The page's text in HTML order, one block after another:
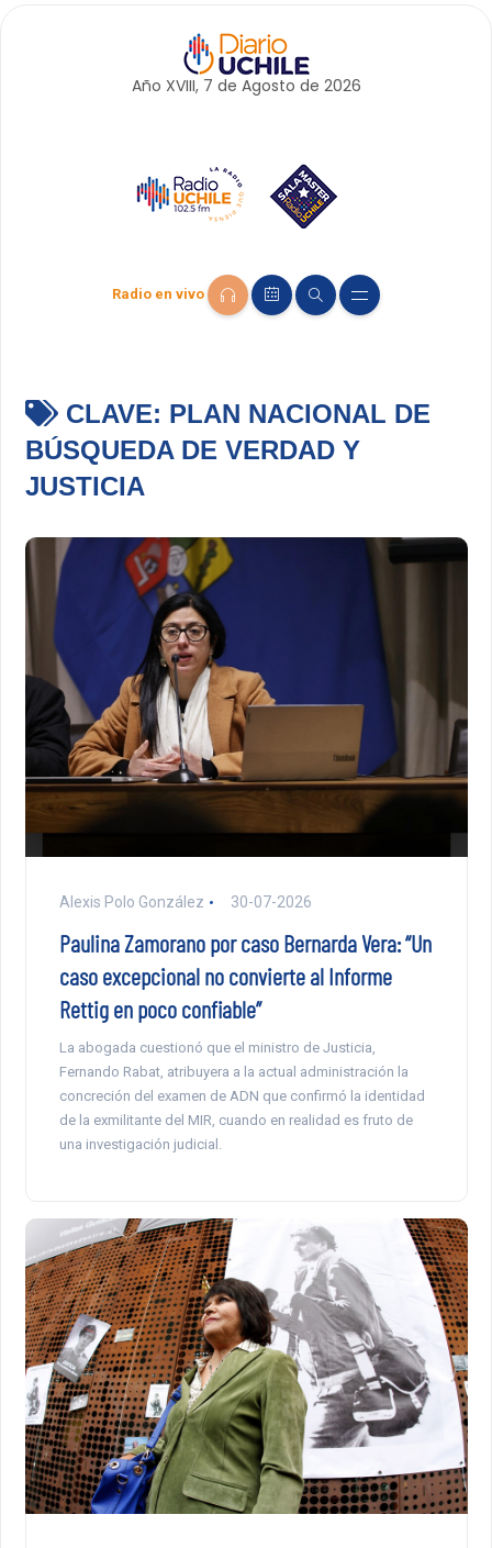
Año XVIII, 7 de Agosto de 2026
Radio en vivo
CLAVE: PLAN NACIONAL DE
BÚSQUEDA DE VERDAD Y
JUSTICIA
Alexis Polo González 30-07-2026
Paulina Zamorano por caso Bernarda Vera: “Un
caso excepcional no convierte al Informe
Rettig en poco confiable”
La abogada cuestionó que el ministro de Justicia,
Fernando Rabat, atribuyera a la actual administración la
concreción del examen de ADN que confirmó la identidad
de la exmilitante del MIR, cuando en realidad es fruto de
una investigación judicial.